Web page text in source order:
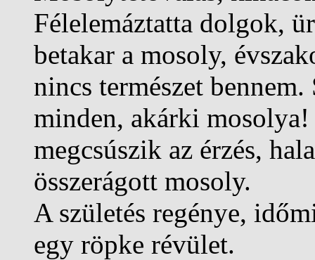
Félelemáztatta dolgok,
betakar a mosoly,
nincs természet
minden, akárki
megcsúszik az érzés,
összerágott mosoly.
A születés regénye,
egy röpke révület.